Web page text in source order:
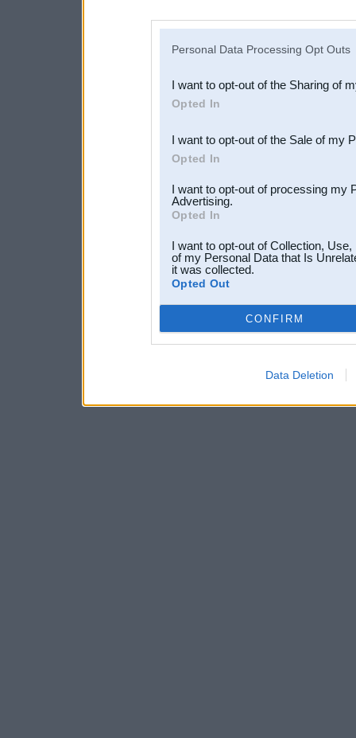
Downstream Participants
third parties.
Personal Data Processing Opt Outs
I want to opt-out of the Sharing of
Opted In
I want to opt-out of the Sale of my
Opted In
I want to opt-out of processing my
Advertising.
Opted In
I want to opt-out of Collection,
of my Personal Data that Is
it was collected.
Opted Out
CONFIRM
Data Deletion